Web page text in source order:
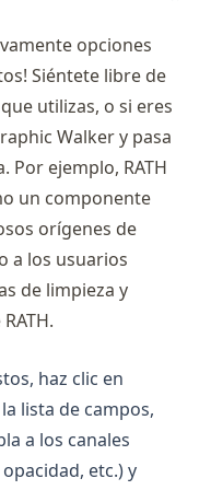
to Parsers and
The Pass
Machine Learning
Machine Learning
with Examples
opciones
Siéntete libre de
utilizas, o si eres
Walker y pasa
Por ejemplo, RATH
un componente
orígenes de
a los usuarios
de limpieza y
haz clic en
lista de campos,
a los canales
etc.) y